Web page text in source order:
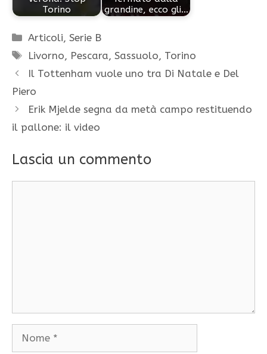
Torino
grandine, ecco gli…
Categorie
Articoli,Serie B
Tag
Livorno, Pescara,Sassuolo, Torino
Il Tottenham vuole uno tra Di Natale e Del
Piero
Erik Mjelde segna da metà campo restituendo
il pallone: il video
Lascia un commento
Nome